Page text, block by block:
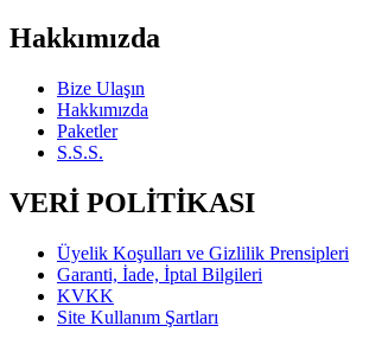
Hakkımızda
Bize Ulaşın
Hakkımızda
Paketler
S.S.S.
VERİ POLİTİKASI
Üyelik Koşulları ve Gizlilik Prensipleri
Garanti, İade, İptal Bilgileri
KVKK
Site Kullanım Şartları